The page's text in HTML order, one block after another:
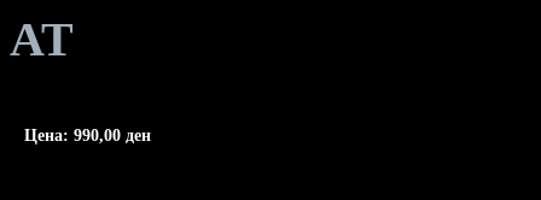
AT
Цена: 990,00 ден